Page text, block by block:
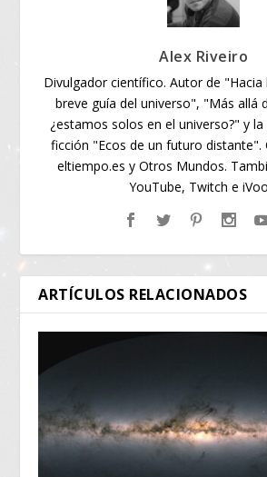
Alex Riveiro
Divulgador científico. Autor de "Hacia
breve guía del universo", "Más allá
¿estamos solos en el universo?" y la
ficción "Ecos de un futuro distante".
eltiempo.es y Otros Mundos.
YouTube, Twitch e
ARTÍCULOS RELACIONADOS